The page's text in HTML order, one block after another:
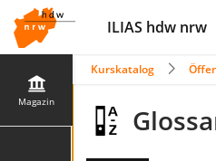
ILIAS hdw nrw
Magazin
Kurskatalog